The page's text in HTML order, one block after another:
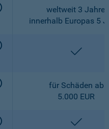
weltweit 3 Jahre,
innerhalb Europas 5
für Schäden ab
5.000 EUR